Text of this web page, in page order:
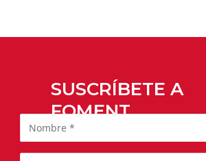
SUSCRÍBETE A
FOMENT